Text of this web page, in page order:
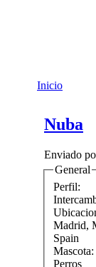
Inicio
Nuba
Enviado
General
Perfil:
Madrid,
Spain
Mascota:
Perros